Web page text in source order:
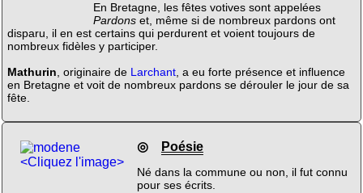
En Bretagne, les fêtes votives sont appelées
Pardonset, même si de nombreux pardons ont
disparu, il en est certains qui perdurent et voient toujours de
nombreux fidèles y participer.
Mathurin, originaire de Larchant, a eu forte présence et influence
en Bretagne et voit de nombreux pardons se dérouler le jour de sa
fête.
<Cliquez l'image>
◎ Poésie
Né dans la commune ou non, il fut connu
pour ses écrits.